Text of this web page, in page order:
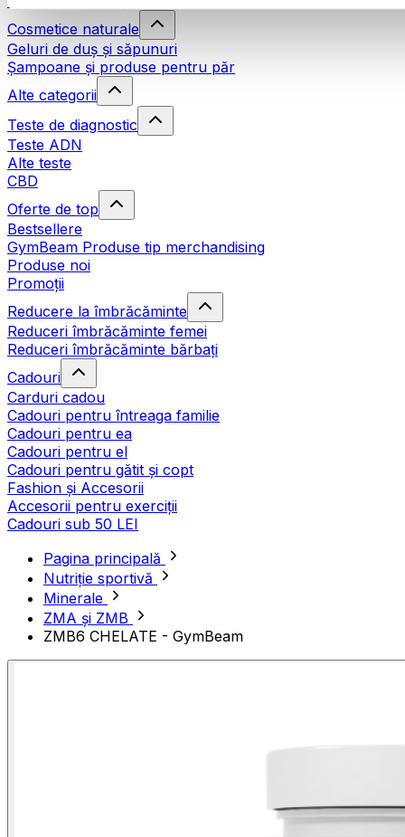
Cosmetice naturale
Geluri de duș și săpunuri
Șampoane și produse pentru păr
Alte categorii
Teste de diagnostic
Teste ADN
Alte teste
CBD
Oferte de top
Bestsellere
GymBeam Produse tip merchandising
Produse noi
Promoții
Reducere la îmbrăcăminte
Reduceri îmbrăcăminte femei
Reduceri îmbrăcăminte bărbați
Cadouri
Carduri cadou
Cadouri pentru întreaga familie
Cadouri pentru ea
Cadouri pentru el
Cadouri pentru gătit și copt
Fashion și Accesorii
Accesorii pentru exerciții
Cadouri sub 50 LEI
Pagina principală
Nutriție sportivă
Minerale
ZMA și ZMB
ZMB6 CHELATE - GymBeam